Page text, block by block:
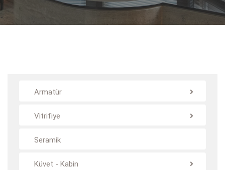
Armatür
Vitrifiye
Seramik
Küvet - Kabin